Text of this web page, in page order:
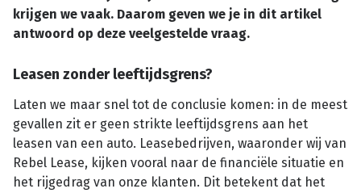
krijgen we vaak. Daarom geven we je in dit artikel
antwoord op deze veelgestelde vraag.
Leasen zonder leeftijdsgrens?
Laten we maar snel tot de conclusie komen: in de meest
gevallen zit er geen strikte leeftijdsgrens aan het
leasen van een auto. Leasebedrijven, waaronder wij van
Rebel Lease, kijken vooral naar de financiële situatie en
het rijgedrag van onze klanten. Dit betekent dat het